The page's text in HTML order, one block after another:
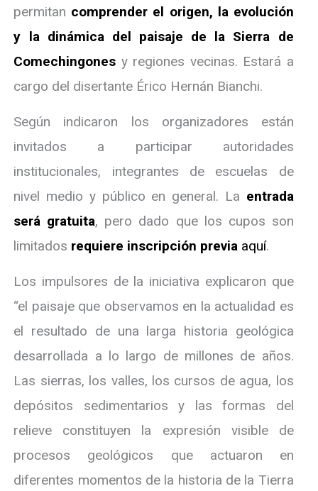
permitan comprender el origen, la evolución
y la dinámica del paisaje de la Sierra de
Comechingones y regiones vecinas. Estará a
cargo del disertante Érico Hernán Bianchi.
Según indicaron los organizadores están
invitados a participar autoridades
institucionales, integrantes de escuelas de
nivel medio y público en general. La entrada
será gratuita, pero dado que los cupos son
limitados requiere inscripción previa aquí.
Los impulsores de la iniciativa explicaron que
“el paisaje que observamos en la actualidad es
el resultado de una larga historia geológica
desarrollada a lo largo de millones de años.
Las sierras, los valles, los cursos de agua, los
depósitos sedimentarios y las formas del
relieve constituyen la expresión visible de
procesos geológicos que actuaron en
diferentes momentos de la historia de la Tierra